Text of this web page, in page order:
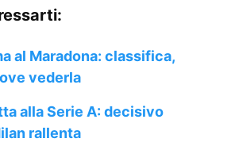
al Maradona: classifica,
vederla
alla Serie A: decisivo
rallenta